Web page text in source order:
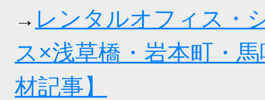
→ レンタルオフィス・
ス×浅草橋・岩本町・
材記事】